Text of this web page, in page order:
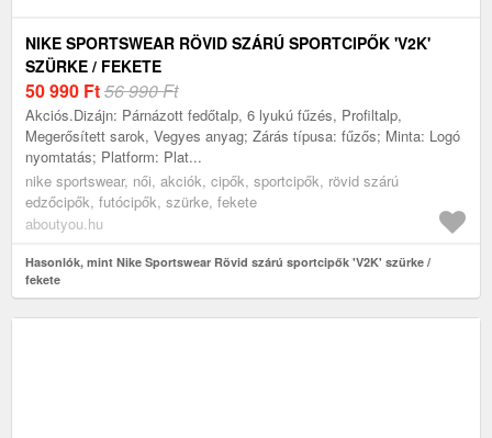
NIKE SPORTSWEAR RÖVID SZÁRÚ SPORTCIPŐK 'V2K'
SZÜRKE / FEKETE
50 990 Ft56 990 Ft
Akciós.Dizájn: Párnázott fedőtalp, 6 lyukú fűzés, Profiltalp,
Megerősített sarok, Vegyes anyag; Zárás típusa: fűzős; Minta: Logó
nyomtatás; Platform: Plat...
nike sportswear, női, akciók, cipők, sportcipők, rövid szárú
edzőcipők, futócipők, szürke, fekete
aboutyou.hu
Hasonlók, mint Nike Sportswear Rövid szárú sportcipők 'V2K' szürke /
fekete